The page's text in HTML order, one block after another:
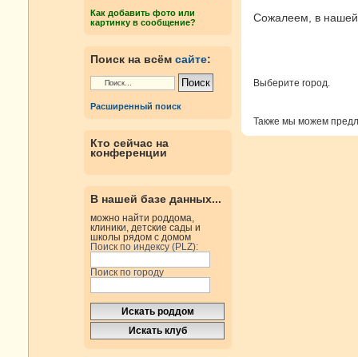
Как добавить фото или
картинку в сообщение?
Поиск на всём сайте:
Расширенный поиск
Кто сейчас на
конференции
В нашей базе данных...
можно найти роддома,
клиники, детские сады и
школы рядом с домом
Поиск по индексу (PLZ):
Поиск по городу
Сожалеем, в нашей
Выберите город.
Также мы можем